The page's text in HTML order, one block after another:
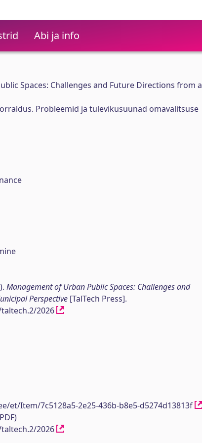
Abi ja info
Spaces: Challenges and Future Directions from a
Probleemid ja tulevikusuunad omavalitsuse
Management of Urban Public Spaces: Challenges and
Perspective[TalTech Press].
2026
et/Item/7c5128a5-2e25-436b-b8e5-d5274d13813f
2026